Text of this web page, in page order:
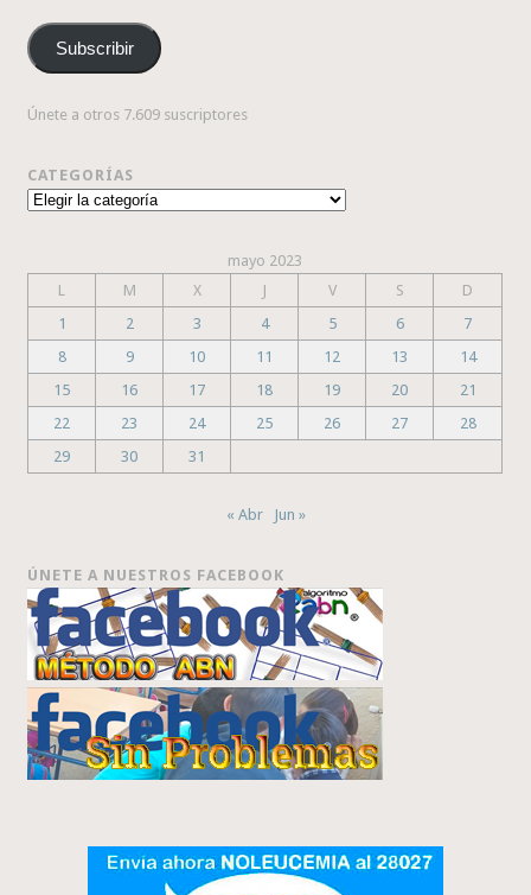
correo
electrónico
Subscribir
Únete a otros 7.609 suscriptores
CATEGORÍAS
Categorías
mayo 2023
L
M X J V S
D
1
2 3 4 5 6
7
8
9 10 11 12 13
14
15
16 17 18 19 20
21
22
23 24 25 26 27
28
29
30 31
« Abr Jun »
ÚNETE A NUESTROS FACEBOOK